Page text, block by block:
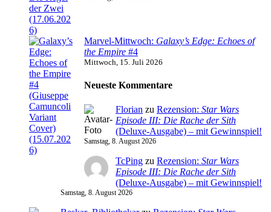
Marvel-Mittwoch: Galaxy’s Edge: Echoes of
the Empire #4
Mittwoch, 15. Juli 2026
Neueste Kommentare
Florian zu Rezension: Star Wars
Episode III: Die Rache der Sith
(Deluxe-Ausgabe) – mit Gewinnspiel!
Samstag, 8. August 2026
TcPing zu Rezension: Star Wars
Episode III: Die Rache der Sith
(Deluxe-Ausgabe) – mit Gewinnspiel!
Samstag, 8. August 2026